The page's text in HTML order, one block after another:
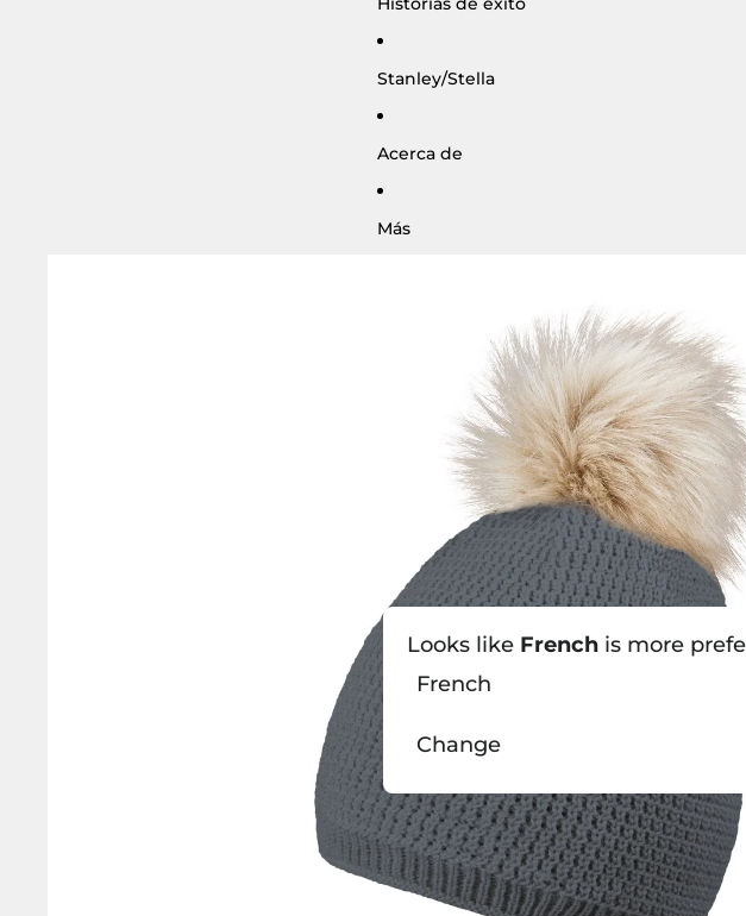
Stanley/Stella
Acerca de
Más
Looks like French is more
French
Change